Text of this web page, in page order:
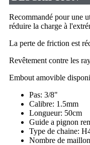
Recommandé pour une
réduire la charge à
La perte de friction est
Revêtement contre les
Embout amovible
Pas: 3/8"
Calibre: 1.5mm
Longueur: 50cm
Guide a pignon
Type de chaine:
Nombre de